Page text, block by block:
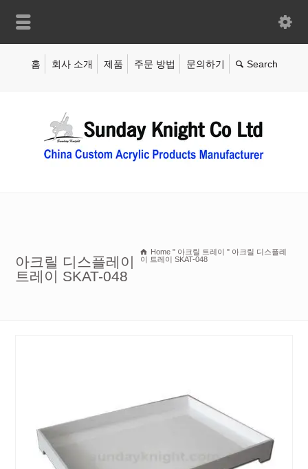
홈 회사 소개 제품 주문 방법 문의하기
아크릴 디스플레이
트레이 SKAT-048
Home " 아크릴 트레이 " 아크릴 디스플레
이 트레이 SKAT-048